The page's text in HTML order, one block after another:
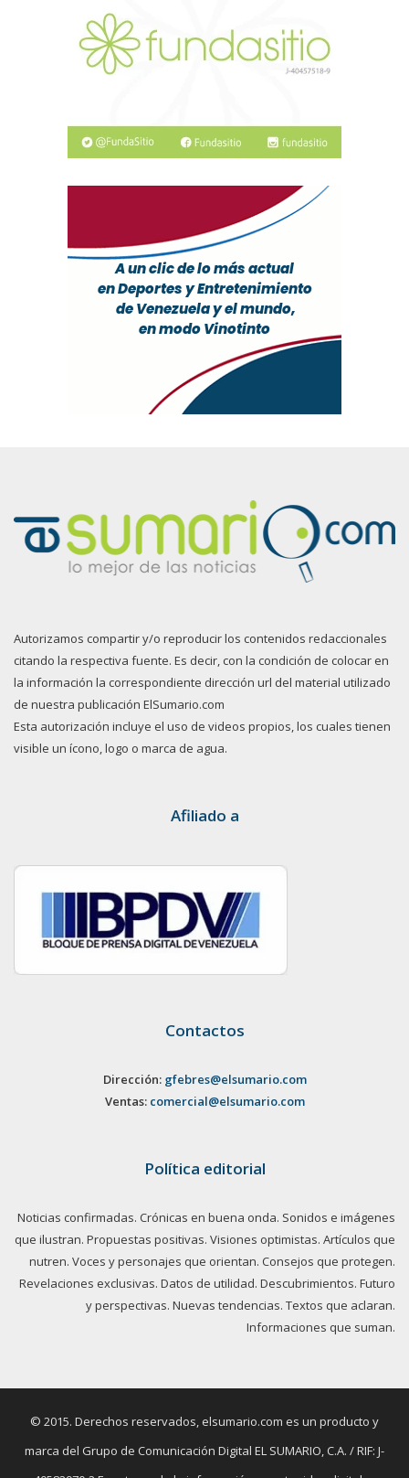
Autorizamos compartir y/o reproducir los contenidos redaccionales
citando la respectiva fuente. Es decir, con la condición de colocar en
la información la correspondiente dirección url del material utilizado
de nuestra publicación ElSumario.com
Esta autorización incluye el uso de videos propios, los cuales tienen
visible un ícono, logo o marca de agua.
Afiliado a
Contactos
Dirección: gfebres@elsumario.com
Ventas: comercial@elsumario.com
Política editorial
Noticias confirmadas. Crónicas en buena onda. Sonidos e imágenes
que ilustran. Propuestas positivas. Visiones optimistas. Artículos que
nutren. Voces y personajes que orientan. Consejos que protegen.
Revelaciones exclusivas. Datos de utilidad. Descubrimientos. Futuro
y perspectivas. Nuevas tendencias. Textos que aclaran.
Informaciones que suman.
© 2015. Derechos reservados, elsumario.com es un producto y
marca del Grupo de Comunicación Digital EL SUMARIO, C.A. / RIF: J-